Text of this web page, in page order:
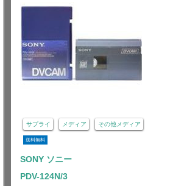
サプライ メディア その他メディア
送料無料
SONY ソニー
PDV-124N/3